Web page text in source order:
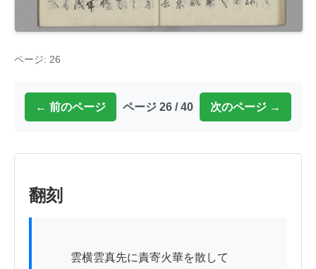
ページ: 26
← 前のページ ページ 26 / 40 次のページ →
翻刻